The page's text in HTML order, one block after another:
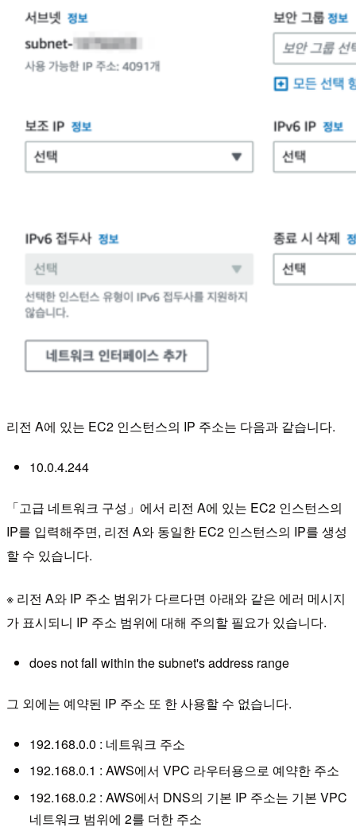
리전 A에 있는 EC2 인스턴스의 IP 주소는 다음과 같습니다.
10.0.4.244
「고급 네트워크 구성」에서 리전 A에 있는 EC2 인스턴스의
IP를 입력해주면, 리전 A와 동일한 EC2 인스턴스의 IP를 생성
할 수 있습니다.
※ 리전 A와 IP 주소 범위가 다르다면 아래와 같은 에러 메시지
가 표시되니 IP 주소 범위에 대해 주의할 필요가 있습니다.
does not fall within the subnet's address range
그 외에는 예약된 IP 주소 또 한 사용할 수 없습니다.
192.168.0.0 : 네트워크 주소
192.168.0.1 : AWS에서 VPC 라우터용으로 예약한 주소
192.168.0.2 : AWS에서 DNS의 기본 IP 주소는 기본 VPC
네트워크 범위에 2를 더한 주소